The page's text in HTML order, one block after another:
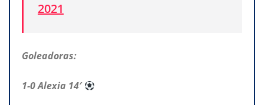
2021
Goleadoras:
1-0 Alexia 14′